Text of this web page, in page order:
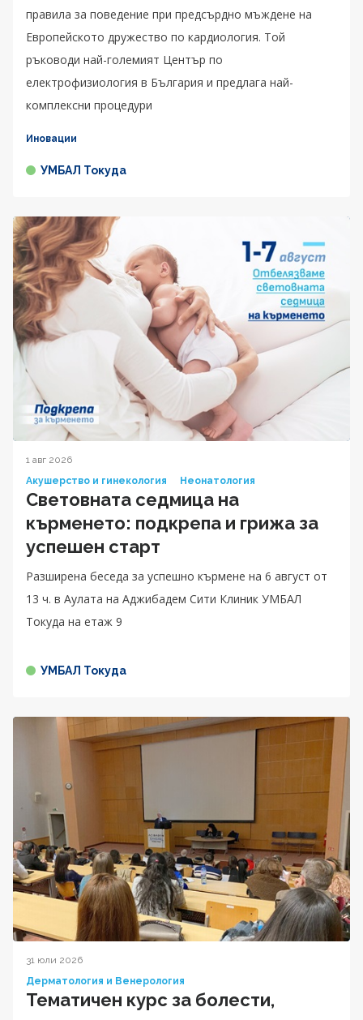
правила за поведение при предсърдно мъждене на
Европейското дружество по кардиология. Той
ръководи най-големият Център по
електрофизиология в България и предлага най-
комплексни процедури
Иновации
УМБАЛ Токуда
1 авг 2026
Акушерство и гинекология
Неонатология
Световната седмица на
кърменето: подкрепа и грижа за
успешен старт
Разширена беседа за успешно кърмене на 6 август от
13 ч. в Аулата на Аджибадем Сити Клиник УМБАЛ
Токуда на етаж 9
УМБАЛ Токуда
31 юли 2026
Дерматология и Венерология
Тематичен курс за болести,